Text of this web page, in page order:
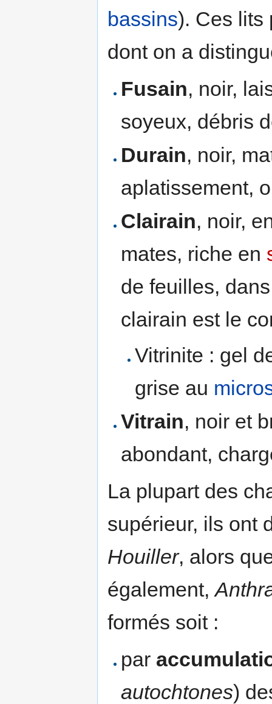
bassins). Ces lits
dont on a
Fusain, noir,
soyeux, débris
Durain, noir,
aplatissement,
Clairain, noir,
mates, riche en
de feuilles,
clairain est le
Vitrinite : gel
grise au
Vitrain, noir et
abondant,
La plupart des
supérieur, ils ont
Houiller, alors
également,
formés soit :
par
autochtones)